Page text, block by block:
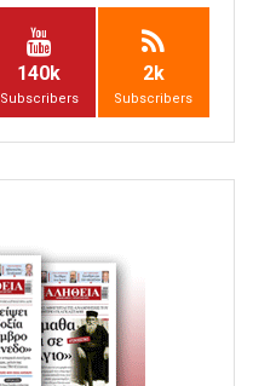
140k
Subscribers
2k
Subscribers